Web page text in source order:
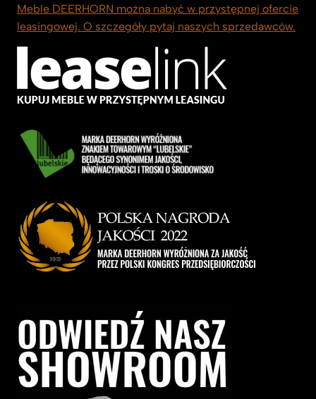
Meble DEERHORN można nabyć w przystępnej ofercie
leasingowej. O szczegóły pytaj naszych sprzedawców.